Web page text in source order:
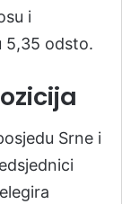
i
5,35 odsto.
Srne i